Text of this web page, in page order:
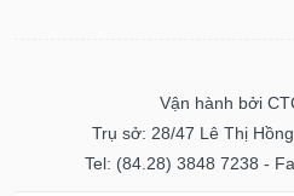
Vận hành bởi
Trụ sở: 28/47 Lê Thị
Tel: (84.28) 3848 7238 -